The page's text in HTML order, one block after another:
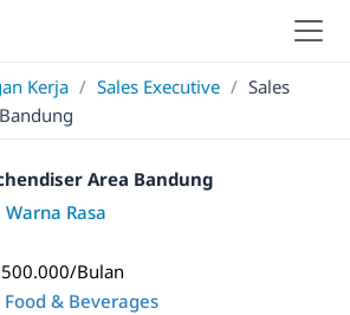
Kerja / Sales Executive / Sales
Area Bandung
Warna Rasa
Bulan
Food & Beverages